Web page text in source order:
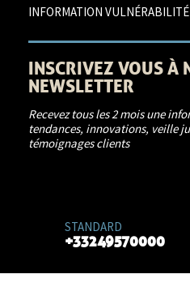
INFORMATION VULNÉRABILITÉ
INSCRIVEZ VOUS À
NEWSLETTER
Recevez tous les 2 mois une
tendances, innovations, veille
témoignages clients
STANDARD
+33249570000